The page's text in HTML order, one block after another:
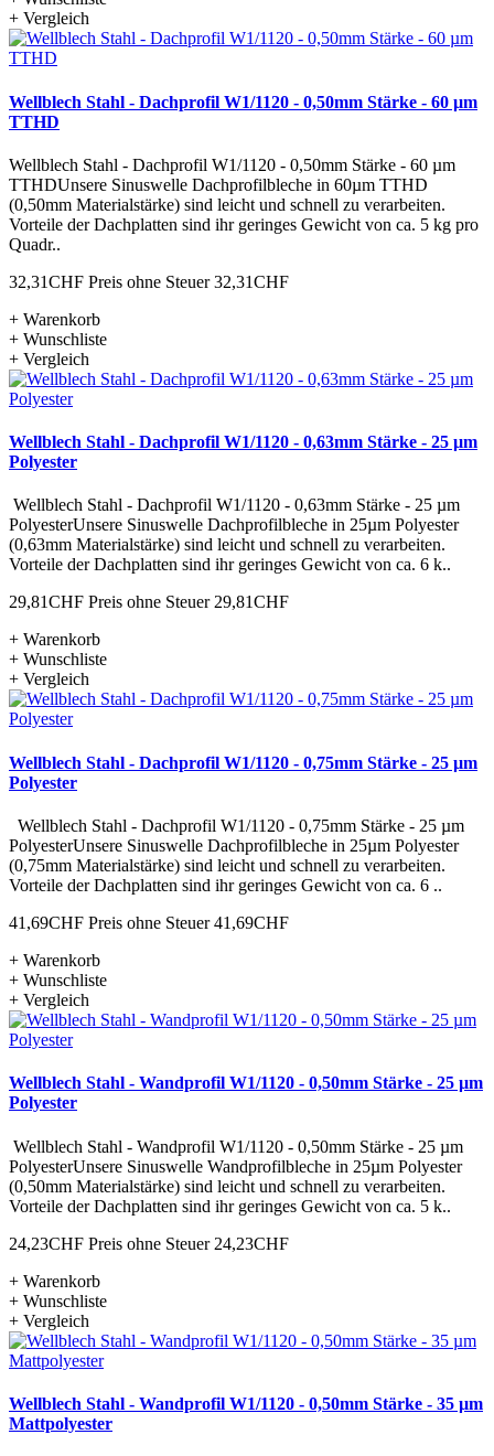
+ Vergleich
Wellblech Stahl - Dachprofil W1/1120 - 0,50mm Stärke - 60 µm
TTHD
Wellblech Stahl - Dachprofil W1/1120 - 0,50mm Stärke - 60 µm
TTHDUnsere Sinuswelle Dachprofilbleche in 60µm TTHD
(0,50mm Materialstärke) sind leicht und schnell zu verarbeiten.
Vorteile der Dachplatten sind ihr geringes Gewicht von ca. 5 kg pro
Quadr..
32,31CHF Preis ohne Steuer 32,31CHF
+ Warenkorb
+ Wunschliste
+ Vergleich
Wellblech Stahl - Dachprofil W1/1120 - 0,63mm Stärke - 25 µm
Polyester
Wellblech Stahl - Dachprofil W1/1120 - 0,63mm Stärke - 25 µm
PolyesterUnsere Sinuswelle Dachprofilbleche in 25µm Polyester
(0,63mm Materialstärke) sind leicht und schnell zu verarbeiten.
Vorteile der Dachplatten sind ihr geringes Gewicht von ca. 6 k..
29,81CHF Preis ohne Steuer 29,81CHF
+ Warenkorb
+ Wunschliste
+ Vergleich
Wellblech Stahl - Dachprofil W1/1120 - 0,75mm Stärke - 25 µm
Polyester
Wellblech Stahl - Dachprofil W1/1120 - 0,75mm Stärke - 25 µm
PolyesterUnsere Sinuswelle Dachprofilbleche in 25µm Polyester
(0,75mm Materialstärke) sind leicht und schnell zu verarbeiten.
Vorteile der Dachplatten sind ihr geringes Gewicht von ca. 6 ..
41,69CHF Preis ohne Steuer 41,69CHF
+ Warenkorb
+ Wunschliste
+ Vergleich
Wellblech Stahl - Wandprofil W1/1120 - 0,50mm Stärke - 25 µm
Polyester
Wellblech Stahl - Wandprofil W1/1120 - 0,50mm Stärke - 25 µm
PolyesterUnsere Sinuswelle Wandprofilbleche in 25µm Polyester
(0,50mm Materialstärke) sind leicht und schnell zu verarbeiten.
Vorteile der Dachplatten sind ihr geringes Gewicht von ca. 5 k..
24,23CHF Preis ohne Steuer 24,23CHF
+ Warenkorb
+ Wunschliste
+ Vergleich
Wellblech Stahl - Wandprofil W1/1120 - 0,50mm Stärke - 35 µm
Mattpolyester